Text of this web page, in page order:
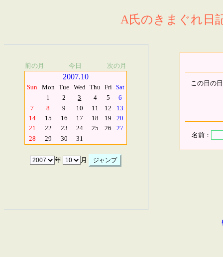
A氏のきまぐれ日
前の月 今日 次の月
2007.10
Sun Mon Tue Wed Thu Fri Sat
1
2 3 4 5
6
7
8 9 10 11 12
13
14
15 16 17 18 19
20
21
22 23 24 25 26
27
28
29 30 31
年 月
この日の
名前：